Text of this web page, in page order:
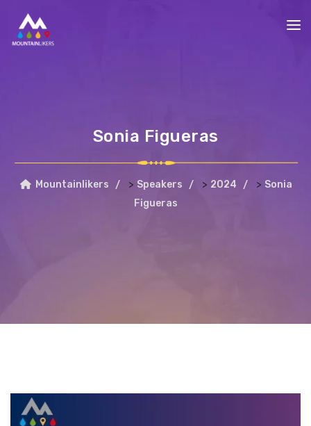
Sonia Figueras
Mountainlikers > Speakers > 2024 > Sonia
Figueras